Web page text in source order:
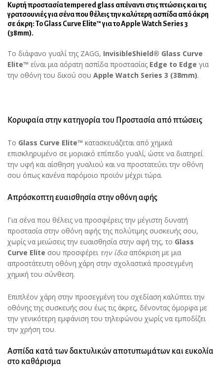
Κυρτή προστασία tempered glass απέναντι στις πτώσεις και τις
γρατσουνιές για σένα που θέλεις την καλύτερη ασπίδα από άκρη
σε άκρη: ΤοGlass Curve Elite™για το Apple Watch Series 3
(38mm).
Το διάφανο γυαλί της ZAGG, InvisibleShield® Glass Curve
Elite™ είναι μια αόρατη ασπίδα προστασίας Edge to Edge για
την οθόνη του δικού σου Apple Watch Series 3 (38mm).
Κορυφαία στην κατηγορία του Προστασία από πτώσεις
Το Glass Curve Elite™ κατασκευάζεται από χημικά
επισκληρυμένο σε μοριακό επίπεδο γυαλί, ώστε να διατηρεί
την υφή και αίσθηση γυαλιού και να προστατεύει την οθόνη
σου όπως κανένα παρόμοιο προϊόν μέχρι τώρα.
Απρόσκοπτη ευαισθησία στην οθόνη αφής
Για σένα που θέλεις να προσφέρεις την μέγιστη δυνατή
προστασία στην οθόνη αφής της πολύτιμης συσκευής σου,
χωρίς να μειώσεις την ευαισθησία στην αφή της, το Glass
Curve Elite σου προσφέρει την ίδιααπόκριση με μια
απροστάτευτη οθόνη χάρη στην σχολαστικά προσεγμένη
χημική του σύνθεση.
Επιπλέον χάρη στην προσεγμένη του σχεδίαση καλύπτει την
οθόνης της συσκευής σου έως τις άκρες, δένοντας όμορφα με
την γενικότερη εμφάνιση του τηλεφώνου χωρίς να εμποδίζει
την χρήση του.
Ασπίδα κατά των δακτυλικών αποτυπωμάτων και ευκολία
στο καθάρισμα